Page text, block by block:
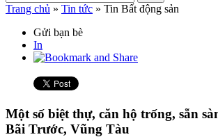
Trang chủ » Tin tức » Tin Bất động sản
Gửi bạn bè
In
Một số biệt thự, căn hộ trống, sẵn
Bãi Trước, Vũng Tàu